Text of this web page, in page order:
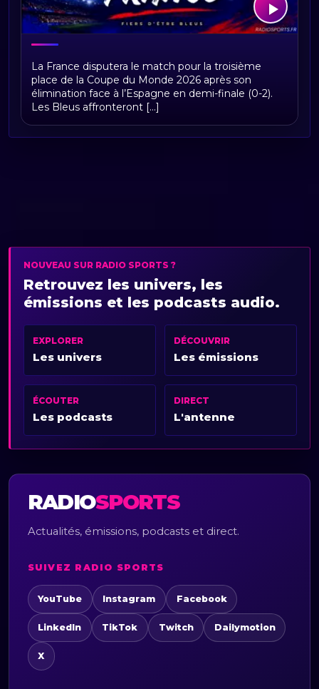
Équipe de France à la Coupe du Monde
FIFA 2026 : calendrier, groupe,
résultats et parcours des Bleus
La France disputera le match pour la troisième
place de la Coupe du Monde 2026 après son
élimination face à l’Espagne en demi-finale (0-2).
Les Bleus affronteront [...]
NOUVEAU SUR RADIO SPORTS ?
Retrouvez les univers, les
émissions et les podcasts audio.
EXPLORER
Les univers
DÉCOUVRIR
Les émissions
ÉCOUTER
Les podcasts
DIRECT
L'antenne
RADIOSPORTS
Actualités, émissions, podcasts et direct.
SUIVEZ RADIO SPORTS
YouTube Instagram Facebook
LinkedIn TikTok Twitch Dailymotion
X